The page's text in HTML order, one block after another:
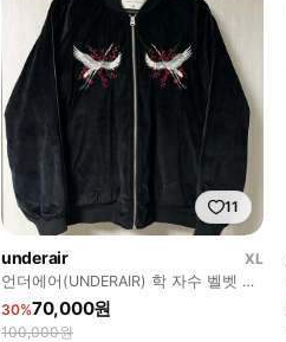
11
underair
XL
언더에어(UNDERAIR) 학 자수 벨벳 스
카챤 점퍼 48(XL)
30%70,000원
100,000원